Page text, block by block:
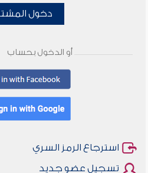
دخول
أو الدخول بحساب
استرجاع الرمز السري
تسجيل عضو جديد